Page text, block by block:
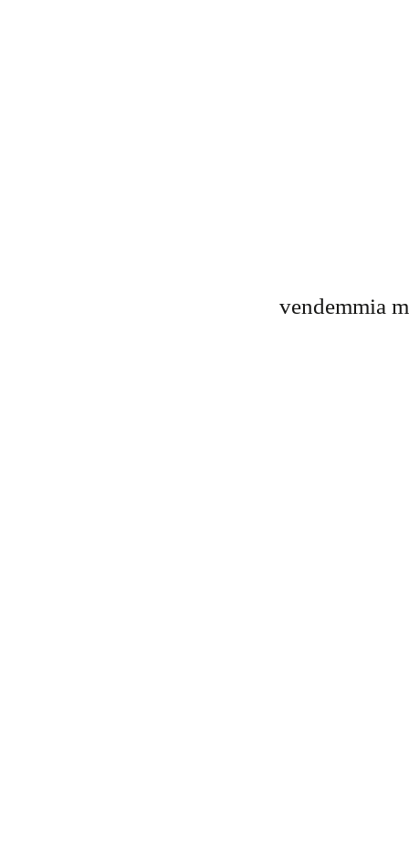
vendemmia